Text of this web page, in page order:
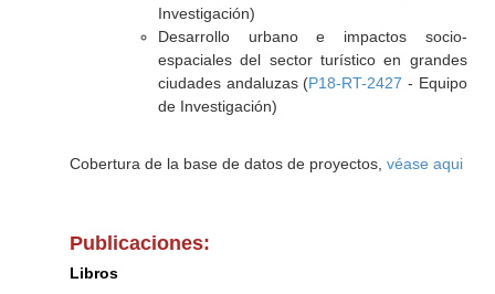
Investigación)
Desarrollo urbano e impactos socio-
espaciales del sector turístico en grandes
ciudades andaluzas (P18-RT-2427 - Equipo
de Investigación)
Cobertura de la base de datos de proyectos, véase aqui
Publicaciones:
Libros